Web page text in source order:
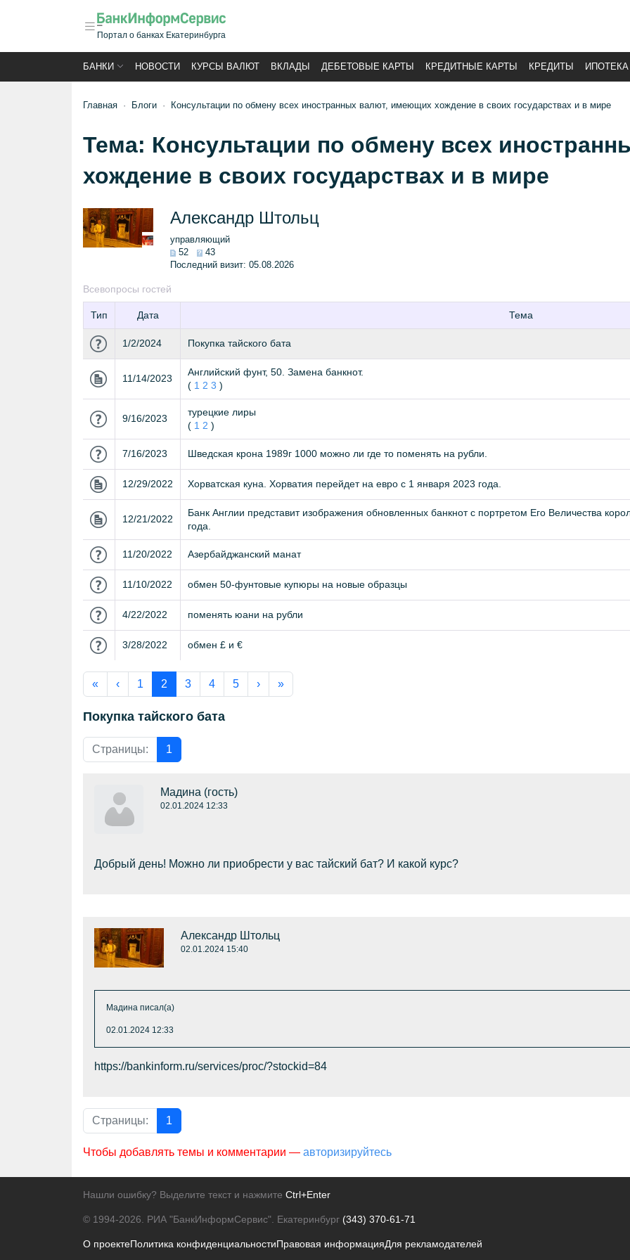
Портал о банках Екатеринбурга
БАНКИ НОВОСТИ КУРСЫ ВАЛЮТ ВКЛАДЫ ДЕБЕТОВЫЕ КАРТЫ КРЕДИТНЫЕ КАРТЫ КРЕДИТЫ ИПОТЕКА
Главная Блоги Консультации по обмену всех иностранных валют, имеющих хождение в своих государствах и в мире
Тема: Консультации по обмену всех
хождение в своих государствах и в мире
Александр Штольц
управляющий
52
43
Последний визит: 05.08.2026
Всевопросы гостей
Тип Дата Тема
1/2/2024 Покупка тайского бата
11/14/2023
Английский фунт, 50. Замена банкнот.
( 1 2 3 )
9/16/2023
турецкие лиры
( 1 2 )
7/16/2023 Шведская крона 1989г 1000 можно ли где то поменять на рубли.
12/29/2022 Хорватская куна. Хорватия перейдет на евро с 1 января 2023 года.
12/21/2022
Банк Англии представит изображения обновленных банкнот с портретом Его Величества
года.
11/20/2022 Азербайджанский манат
11/10/2022 обмен 50-фунтовые купюры на новые образцы
4/22/2022 поменять юани на рубли
3/28/2022 обмен £ и €
« ‹ 1 2 3 4 5 › »
Покупка тайского бата
Страницы: 1
Мадина (гость)
02.01.2024 12:33
Добрый день! Можно ли приобрести у вас тайский бат? И какой курс?
Александр Штольц
02.01.2024 15:40
Мадина писал(а)
02.01.2024 12:33
https://bankinform.ru/services/proc/?stockid=84
Страницы: 1
Чтобы добавлять темы и комментарии — авторизируйтесь
Нашли ошибку? Выделите текст и нажмите Ctrl+Enter
© 1994-2026. РИА "БанкИнформСервис". Екатеринбург (343) 370-61-71
О проектеПолитика конфиденциальностиПравовая информацияДля рекламодателей